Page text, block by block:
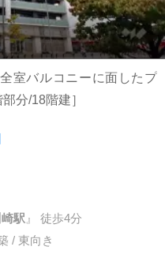
室バルコニーに面したプ
分/18階建］
駅 』 徒歩4分
/ 東向き